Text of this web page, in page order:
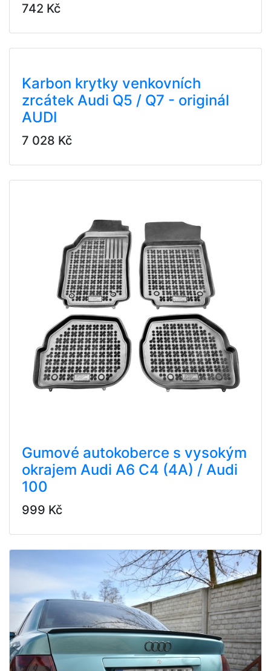
742 Kč
Karbon krytky venkovních
zrcátek Audi Q5 / Q7 - originál
AUDI
7 028 Kč
Gumové autokoberce s vysokým
okrajem Audi A6 C4 (4A) / Audi
100
999 Kč